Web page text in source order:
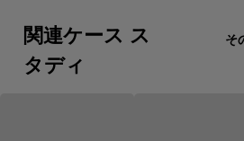
関連ケース ス
タディ
そ